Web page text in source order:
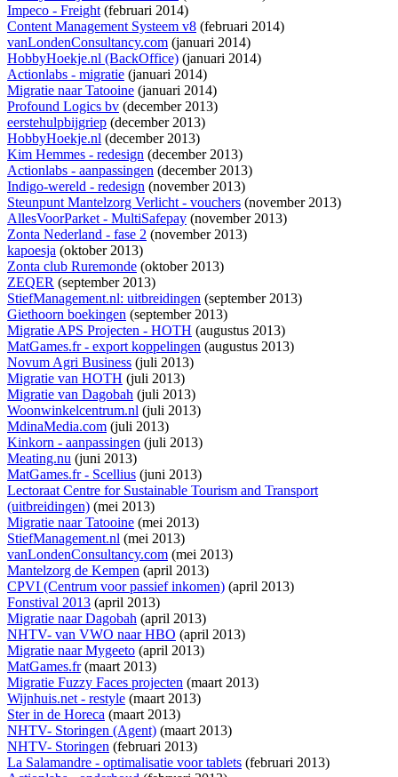
Impeco - Freight(februari 2014)
Content Management Systeem v8 (februari 2014)
vanLondenConsultancy.com (januari 2014)
HobbyHoekje.nl (BackOffice) (januari 2014)
Actionlabs - migratie (januari 2014)
Migratie naar Tatooine (januari 2014)
Profound Logics bv (december 2013)
eerstehulpbijgriep (december 2013)
HobbyHoekje.nl (december 2013)
Kim Hemmes - redesign (december 2013)
Actionlabs - aanpassingen (december 2013)
Indigo-wereld - redesign (november 2013)
Steunpunt Mantelzorg Verlicht - vouchers (november 2013)
AllesVoorParket - MultiSafepay (november 2013)
Zonta Nederland - fase 2 (november 2013)
kapoesja (oktober 2013)
Zonta club Ruremonde (oktober 2013)
ZEQER (september 2013)
StiefManagement.nl: uitbreidingen (september 2013)
Giethoorn boekingen (september 2013)
Migratie APS Projecten - HOTH (augustus 2013)
MatGames.fr - export koppelingen (augustus 2013)
Novum Agri Business (juli 2013)
Migratie van HOTH (juli 2013)
Migratie van Dagobah (juli 2013)
Woonwinkelcentrum.nl (juli 2013)
MdinaMedia.com (juli 2013)
Kinkorn - aanpassingen (juli 2013)
Meating.nu (juni 2013)
MatGames.fr - Scellius (juni 2013)
Lectoraat Centre for Sustainable Tourism and Transport
(uitbreidingen) (mei 2013)
Migratie naar Tatooine (mei 2013)
StiefManagement.nl (mei 2013)
vanLondenConsultancy.com (mei 2013)
Mantelzorg de Kempen (april 2013)
CPVI (Centrum voor passief inkomen) (april 2013)
Fonstival 2013 (april 2013)
Migratie naar Dagobah (april 2013)
NHTV- van VWO naar HBO (april 2013)
Migratie naar Mygeeto (april 2013)
MatGames.fr(maart 2013)
Migratie Fuzzy Faces projecten (maart 2013)
Wijnhuis.net - restyle (maart 2013)
Ster in de Horeca (maart 2013)
NHTV- Storingen (Agent) (maart 2013)
NHTV- Storingen (februari 2013)
La Salamandre - optimalisatie voor tablets (februari 2013)